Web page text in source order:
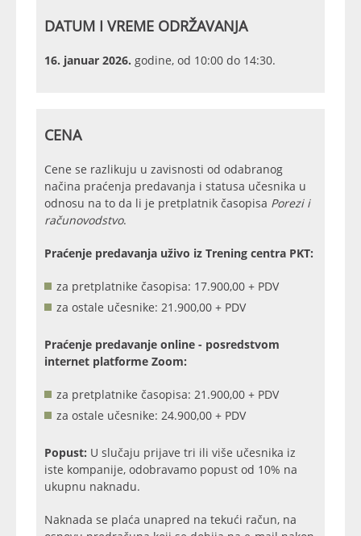
DATUM I VREME ODRŽAVANJA
16. januar 2026. godine, od 10:00 do 14:30.
CENA
Cene se razlikuju u zavisnosti od odabranog
načina praćenja predavanja i statusa učesnika u
odnosu na to da li je pretplatnik časopisa Porezi i
računovodstvo.
Praćenje predavanja uživo iz Trening centra PKT:
za pretplatnike časopisa: 17.900,00 + PDV
za ostale učesnike: 21.900,00 + PDV
Praćenje predavanje online - posredstvom
internet platforme Zoom:
za pretplatnike časopisa: 21.900,00 + PDV
za ostale učesnike: 24.900,00 + PDV
Popust: U slučaju prijave tri ili više učesnika iz
iste kompanije, odobravamo popust od 10% na
ukupnu naknadu.
Naknada se plaća unapred na tekući račun, na